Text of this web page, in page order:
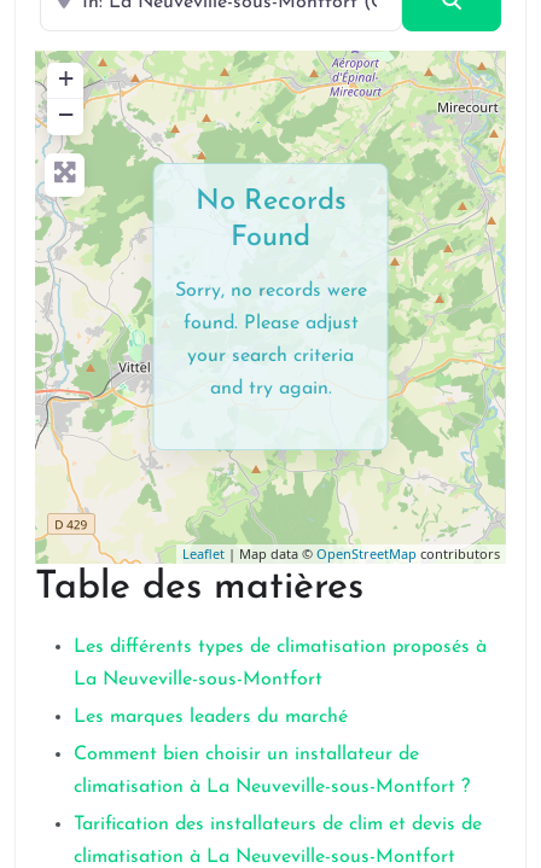
+
−
Leaflet | Map data © OpenStreetMap contributors
No Records
Found
Sorry, no records were
found. Please adjust
your search criteria
and try again.
Table des matières
Les différents types de climatisation proposés à
La Neuveville-sous-Montfort
Les marques leaders du marché
Comment bien choisir un installateur de
climatisation à La Neuveville-sous-Montfort ?
Tarification des installateurs de clim et devis de
climatisation à La Neuveville-sous-Montfort